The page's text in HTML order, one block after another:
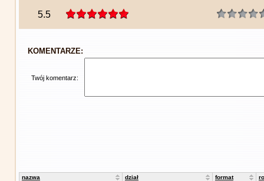
5.5
KOMENTARZE:
Twój komentarz:
nazwa dział format